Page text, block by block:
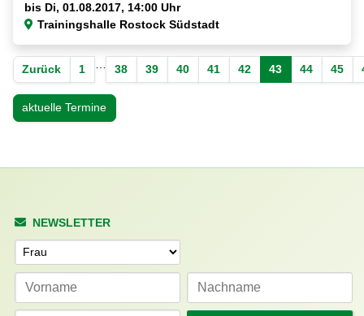
bis
Trainingshalle Rostock Südstadt
Zurück 1 38 39 40 41 42 43 44 45
aktuelle Termine
NEWSLETTER
Anrede